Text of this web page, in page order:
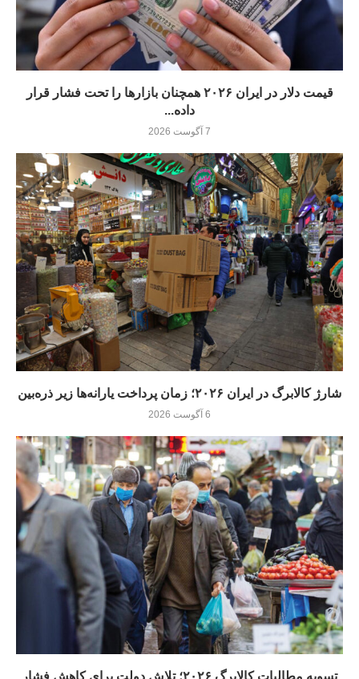
قیمت دلار در ایران ۲۰۲۶ همچنان بازارها را تحت فشار قرار
داده...
7 آگوست 2026
شارژ کالابرگ در ایران ۲۰۲۶؛ زمان پرداخت یارانه‌ها زیر ذره‌بین
6 آگوست 2026